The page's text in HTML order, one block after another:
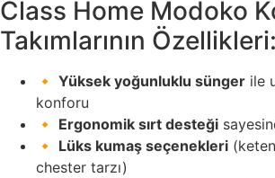
Class Home Modoko
Takımlarının Özellikleri:
🔸 Yüksek yoğunluklu sünger ile
konforu
🔸 Ergonomik sırt desteği
🔸 Lüks kumaş seçenekleri
chester tarzı)